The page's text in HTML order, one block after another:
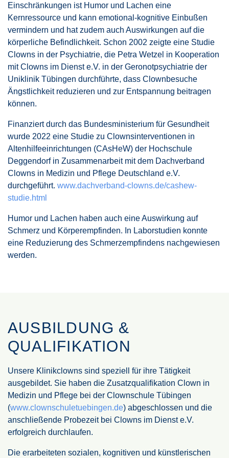
Einschränkungen ist Humor und Lachen eine
Kernressource und kann emotional-kognitive Einbußen
vermindern und hat zudem auch Auswirkungen auf die
körperliche Befindlichkeit. Schon 2002 zeigte eine Studie
Clowns in der Psychiatrie, die Petra Wetzel in Kooperation
mit Clowns im Dienst e.V. in der Geronotpsychiatrie der
Uniklinik Tübingen durchführte, dass Clownbesuche
Ängstlichkeit reduzieren und zur Entspannung beitragen
können.
Finanziert durch das Bundesministerium für Gesundheit
wurde 2022 eine Studie zu Clownsinterventionen in
Altenhilfeeinrichtungen (CAsHeW) der Hochschule
Deggendorf in Zusammenarbeit mit dem Dachverband
Clowns in Medizin und Pflege Deutschland e.V.
durchgeführt. www.dachverband-clowns.de/cashew-
studie.html
Humor und Lachen haben auch eine Auswirkung auf
Schmerz und Körperempfinden. In Laborstudien konnte
eine Reduzierung des Schmerzempfindens nachgewiesen
werden.
AUSBILDUNG &
QUALIFIKATION
Unsere Klinikclowns sind speziell für ihre Tätigkeit
ausgebildet. Sie haben die Zusatzqualifikation Clown in
Medizin und Pflege bei der Clownschule Tübingen
(www.clownschuletuebingen.de) abgeschlossen und die
anschließende Probezeit bei Clowns im Dienst e.V.
erfolgreich durchlaufen.
Die erarbeiteten sozialen, kognitiven und künstlerischen